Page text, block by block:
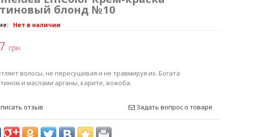
блонд №10
Нет в наличии
грн.
волосы, не пересушивая и не травмируя их. Богата
и маслами арганы, карите, жожоба.
отзыв Задать вопрос о товаре